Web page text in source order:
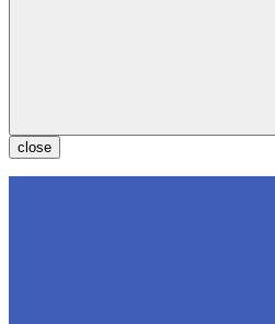
close